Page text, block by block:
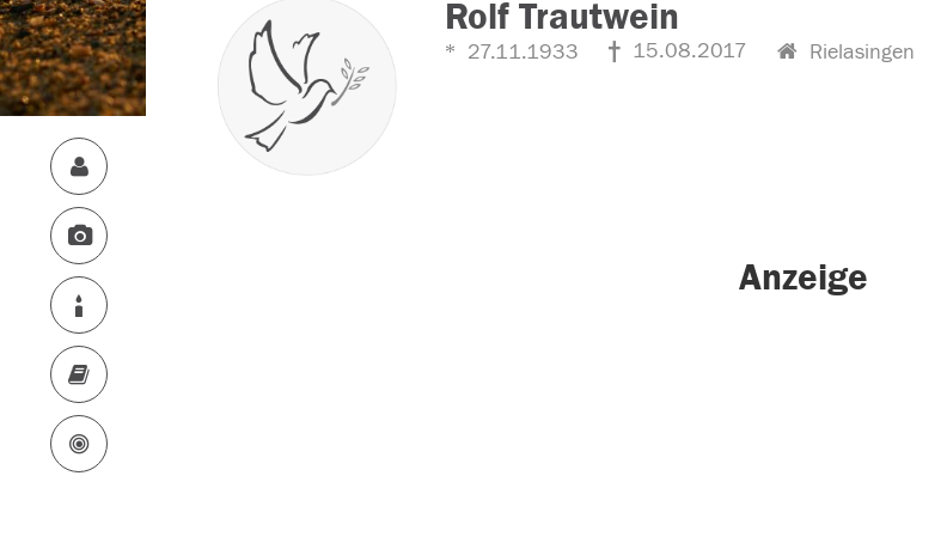
Rolf Trautwein
27.11.1933 15.08.2017 Rielasingen
Anzeige